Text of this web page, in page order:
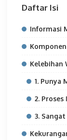
Daftar Isi
Informasi
Kelebihan
1. Punya
2.
3.